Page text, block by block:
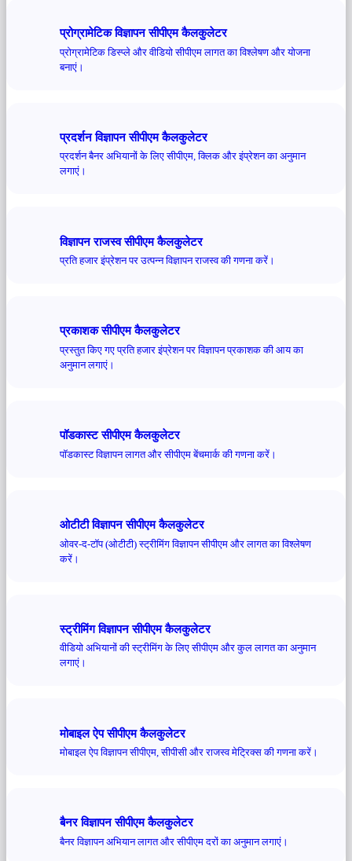
प्रोग्रामेटिक विज्ञापन सीपीएम कैलकुलेटर
प्रोग्रामेटिक डिस्प्ले और वीडियो सीपीएम लागत का विश्लेषण और योजना
बनाएं।
प्रदर्शन विज्ञापन सीपीएम कैलकुलेटर
प्रदर्शन बैनर अभियानों के लिए सीपीएम, क्लिक और इंप्रेशन का अनुमान
लगाएं।
विज्ञापन राजस्व सीपीएम कैलकुलेटर
प्रति हजार इंप्रेशन पर उत्पन्न विज्ञापन राजस्व की गणना करें।
प्रकाशक सीपीएम कैलकुलेटर
प्रस्तुत किए गए प्रति हजार इंप्रेशन पर विज्ञापन प्रकाशक की आय का
अनुमान लगाएं।
पॉडकास्ट सीपीएम कैलकुलेटर
पॉडकास्ट विज्ञापन लागत और सीपीएम बेंचमार्क की गणना करें।
ओटीटी विज्ञापन सीपीएम कैलकुलेटर
ओवर-द-टॉप (ओटीटी) स्ट्रीमिंग विज्ञापन सीपीएम और लागत का विश्लेषण
करें।
स्ट्रीमिंग विज्ञापन सीपीएम कैलकुलेटर
वीडियो अभियानों की स्ट्रीमिंग के लिए सीपीएम और कुल लागत का अनुमान
लगाएं।
मोबाइल ऐप सीपीएम कैलकुलेटर
मोबाइल ऐप विज्ञापन सीपीएम, सीपीसी और राजस्व मेट्रिक्स की गणना करें।
बैनर विज्ञापन सीपीएम कैलकुलेटर
बैनर विज्ञापन अभियान लागत और सीपीएम दरों का अनुमान लगाएं।